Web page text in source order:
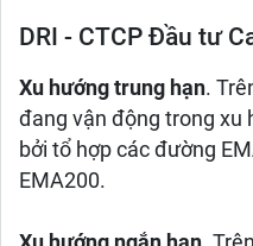
DRI - CTCP Đầu tư
Xu hướng trung hạn.
đang vận động trong xu
bởi tổ hợp các đường
EMA200.